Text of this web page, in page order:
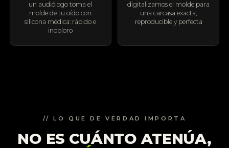
un audiólogo toma el
molde de tu oído con
silicona médica: rápido e
indoloro
digitalizamos el molde para
una carcasa exacta,
reproducible y perfecta
// LO QUE DE VERDAD IMPORTA
NO ES CUÁNTO ATENÚA,